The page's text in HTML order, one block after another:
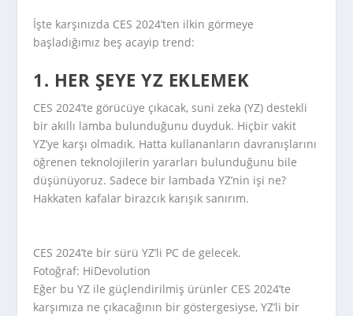
İşte karşınızda CES 2024’ten ilkin görmeye
başladığımız beş acayip trend:
1. HER ŞEYE YZ EKLEMEK
CES 2024’te görücüye çıkacak, suni zeka (YZ) destekli
bir akıllı lamba bulunduğunu duyduk. Hiçbir vakit
YZ’ye karşı olmadık. Hatta kullananların davranışlarını
öğrenen teknolojilerin yararları bulunduğunu bile
düşünüyoruz. Sadece bir lambada YZ’nin işi ne?
Hakkaten kafalar birazcık karışık sanırım.
CES 2024’te bir sürü YZ’li PC de gelecek.
Fotoğraf: HiDevolution
Eğer bu YZ ile güçlendirilmiş ürünler CES 2024’te
karşımıza ne çıkacağının bir göstergesiyse, YZ’li bir